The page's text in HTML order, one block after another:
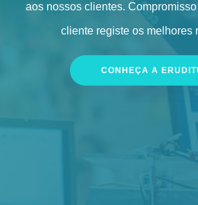
aos nossos clientes.
cliente registe os melhores
CONHEÇA A